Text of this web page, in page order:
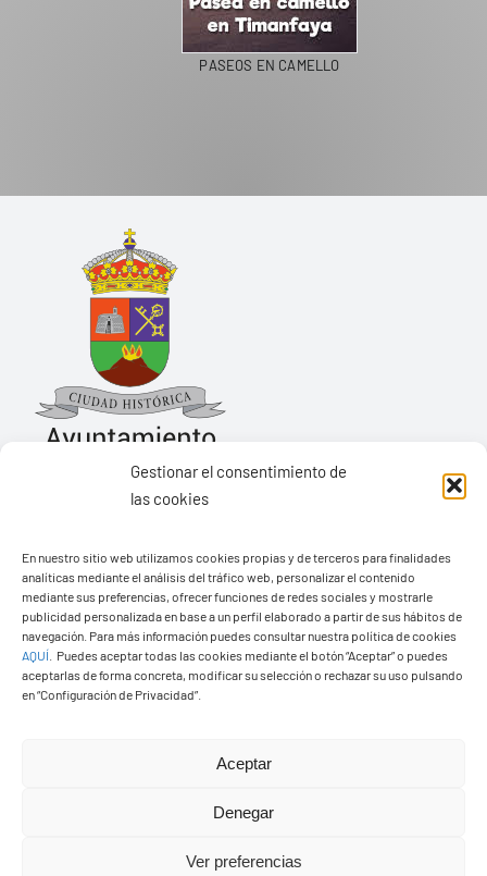
Gestionar el consentimiento de
las cookies
En nuestro sitio web utilizamos cookies propias y de terceros para finalidades
analíticas mediante el análisis del tráfico web, personalizar el contenido
mediante sus preferencias, ofrecer funciones de redes sociales y mostrarle
publicidad personalizada en base a un perfil elaborado a partir de sus hábitos de
navegación. Para más información puedes consultar nuestra política de cookies
AQUÍ
Puedes aceptar todas las cookies mediante el botón “Aceptar” o puedes
aceptarlas de forma concreta, modificar su selección o rechazar su uso pulsando
en “Configuración de Privacidad”.
Aceptar
Denegar
Ver preferencias
PASEOS EN CAMELLO
Pza. de Los Remedios, 1
35570 – Yaiza
Tel:928 83 62 20
© Copyright2026 Ayuntamiento de Yaiza - Todos los